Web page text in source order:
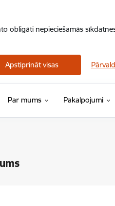
obligāti nepieciešamās
Apstiprināt visas
Par mums Pakalpojumi